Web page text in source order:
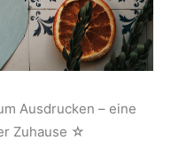
Ausdrucken – eine
Zuhause ☆